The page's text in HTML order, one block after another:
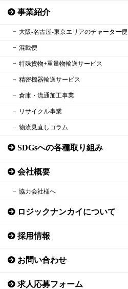
事業紹介
大阪‐名古屋‐東京エリアのチャーター便
混載便
特殊貨物+重量物輸送サービス
精密機器輸送サービス
倉庫・流通加工事業
リサイクル事業
物流見直しコラム
SDGsへの各種取り組み
会社概要
協力会社様へ
ロジックナンカイについて
採用情報
お問い合わせ
求人応募フォーム